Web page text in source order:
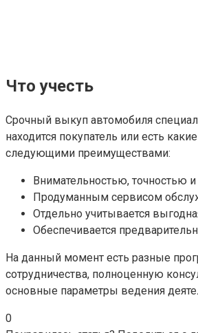
Что учесть
Срочный выкуп автомобиля
находится покупатель или есть
следующими преимуществами:
Внимательностью, точностью
Продуманным сервисом
Отдельно учитывается
Обеспечивается
На данный момент есть разные
сотрудничества, полноценную
основные параметры ведения
0